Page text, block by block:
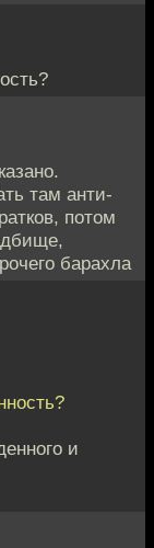
там анти-
потом
барахла
и